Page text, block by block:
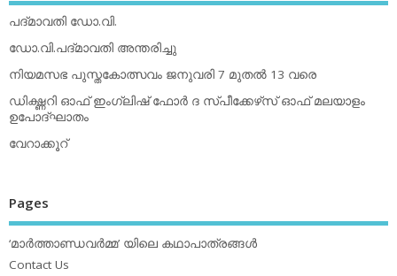
പദ്മാവതി ഡോ.വി.
ഡോ.വി.പദ്മാവതി അന്തരിച്ചു
നിയമസഭ പുസ്തകോത്സവം ജനുവരി 7 മുതല്‍ 13 വരെ
ഡിക്ഷ്ണറി ഓഫ് ഇംഗ്ലിഷ് ഫോര്‍ ദ സ്പീക്കേഴ്‌സ് ഓഫ് മലയാളം
ഉപോദ്ഘാതം
വേറാക്കൂറ്
Pages
‘മാര്‍ത്താണ്ഡവര്‍മ്മ’ യിലെ കഥാപാത്രങ്ങള്‍
Contact Us